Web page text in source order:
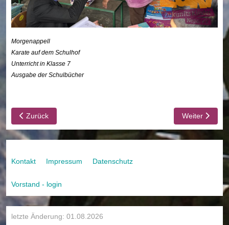
Morgenappell
Karate auf dem Schulhof
Unterricht in Klasse 7
Ausgabe der Schulbücher
Vorheriger Beitrag: CDS: Quiz - Freitag
Zurück Nächster
Weiter
Kontakt Impressum Datenschutz
Vorstand - login
letzte Änderung: 01.08.2026